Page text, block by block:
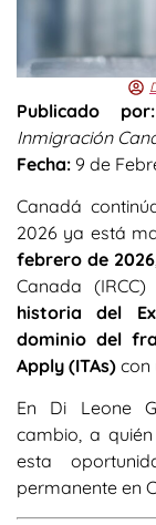
Publicado por:
Inmigración
Fecha: 9 de
Canadá
2026 ya está
febrero de 2026
Canada
historia del
dominio del
Apply (ITAs) con
En Di Leone
cambio, a
esta
permanente en